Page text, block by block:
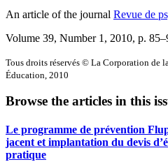
An article of the journal Revue de
Volume 39, Number 1, 2010, p.
Tous droits réservés © La Corporation de
Éducation, 2010
Browse the articles in this
Le programme de prévention
jacent et implantation du devis
pratique